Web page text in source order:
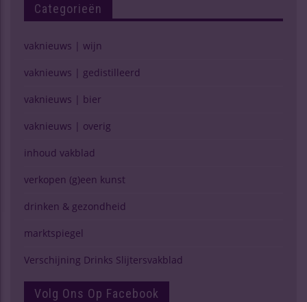
Categorieën
vaknieuws | wijn
vaknieuws | gedistilleerd
vaknieuws | bier
vaknieuws | overig
inhoud vakblad
verkopen (g)een kunst
drinken & gezondheid
marktspiegel
Verschijning Drinks Slijtersvakblad
Volg Ons Op Facebook